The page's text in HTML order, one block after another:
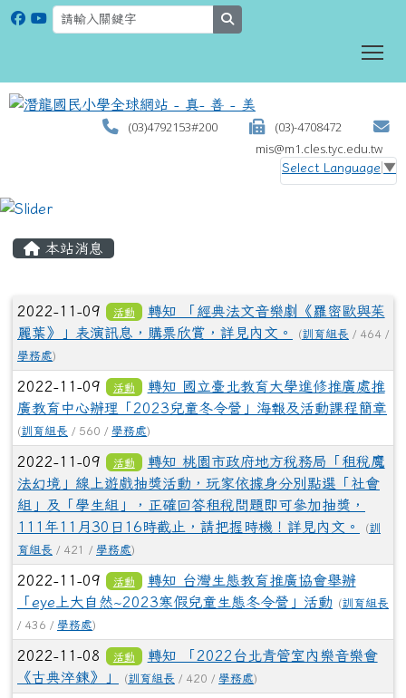
(03)4792153#200
(03)-4708472
mis@m1.cles.tyc.edu.tw
Select Language ▼
本站消息
文章列表
2022-11-09 活動
轉知 「經典法文音樂劇《羅密歐與茱
麗葉》」表演訊息，購票欣賞，詳見內文。
(訓育組長 / 464 /
學務處)
2022-11-09 活動
轉知 國立臺北教育大學進修推廣處推
廣教育中心辦理「2023兒童冬令營」海報及活動課程簡章
(訓育組長 / 560 / 學務處)
2022-11-09 活動
轉知 桃園市政府地方稅務局「租稅魔
法幻境」線上遊戲抽獎活動，玩家依據身分別點選「社會
組」及「學生組」，正確回答租稅問題即可參加抽獎，
111年11月30日16時截止，請把握時機！詳見內文。
(訓
育組長 / 421 / 學務處)
2022-11-09 活動
轉知 台灣生態教育推廣協會舉辦
「eye上大自然~2023寒假兒童生態冬令營」活動
(訓育組長
/ 436 / 學務處)
2022-11-08 活動
轉知 「2022台北青管室內樂音樂會
《古典淬鍊》」
(訓育組長 / 420 / 學務處)